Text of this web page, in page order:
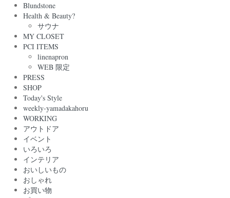
Blundstone
Health & Beauty?
サウナ
MY CLOSET
PCI ITEMS
linenapron
WEB 限定
PRESS
SHOP
Today's Style
weekly-yamadakahoru
WORKING
アウトドア
イベント
いろいろ
インテリア
おいしいもの
おしゃれ
お買い物